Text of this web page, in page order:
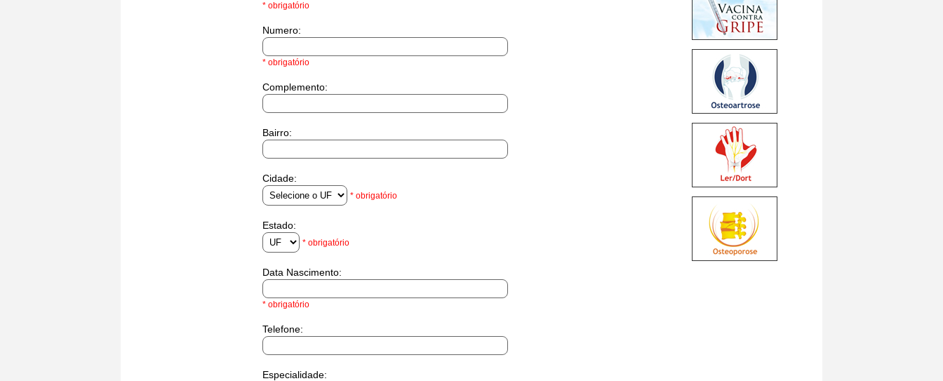
* obrigatório
Numero:
* obrigatório
Complemento:
Bairro:
Cidade:
* obrigatório
Estado:
* obrigatório
Data Nascimento:
* obrigatório
Telefone:
Especialidade: